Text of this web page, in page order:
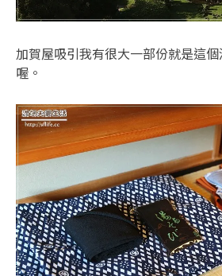
加賀屋吸引我有很大一部份就是這
喔。